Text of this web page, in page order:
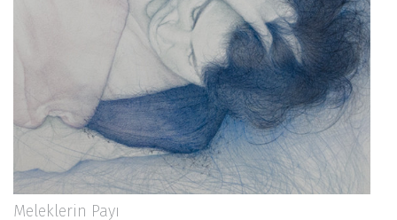
Meleklerin Payı